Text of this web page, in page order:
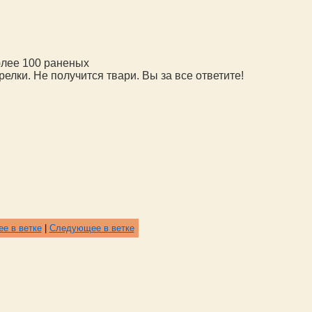
100 раненых
Не получится твари. Вы за все ответите!
в ветке| Следующее в ветке